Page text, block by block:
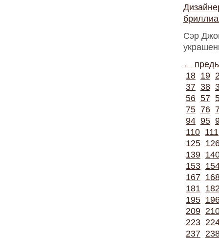
Сэр
←
18 19
37 38
56 57
75 76
94 95
110 111
125
139
153
167
181
195
209
223
237